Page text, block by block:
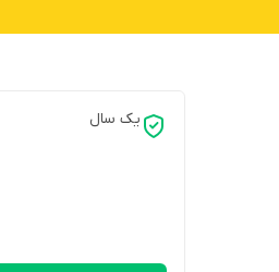
یک سال